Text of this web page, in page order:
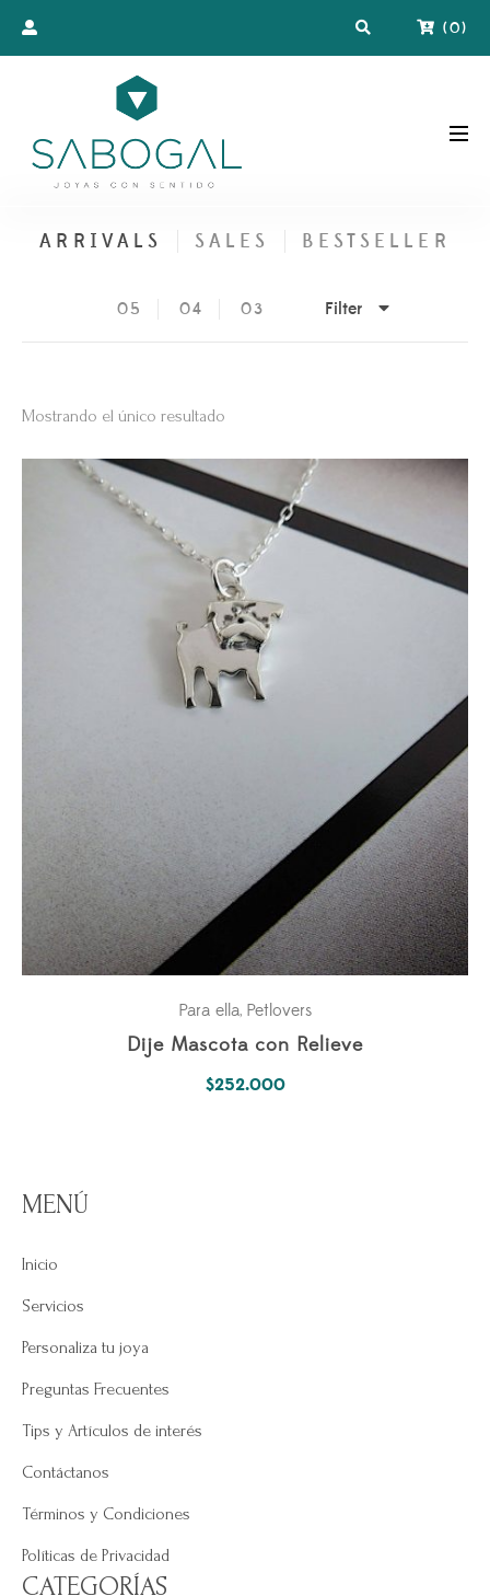
(0)
ARRIVALS SALES BESTSELLER
05 04 03 Filter
Mostrando el único resultado
Para ella, Petlovers
Dije Mascota con Relieve
$252.000
MENÚ
Inicio
Servicios
Personaliza tu joya
Preguntas Frecuentes
Tips y Artículos de interés
Contáctanos
Términos y Condiciones
Políticas de Privacidad
CATEGORÍAS